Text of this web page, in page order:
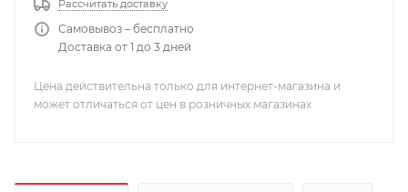
Рассчитать доставку
Самовывоз – бесплатно
Доставка от 1 до 3 дней
Цена действительна только для интернет-магазина и
может отличаться от цен в розничных магазинах